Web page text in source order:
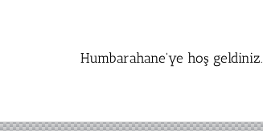
Humbarahane'ye hoş geldiniz.